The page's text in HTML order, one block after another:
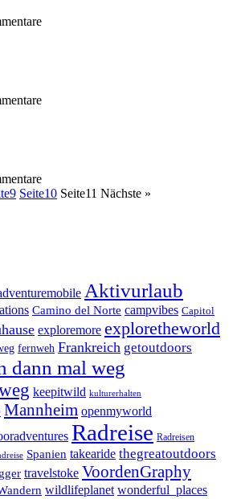
9 Seite10 Seite11 Nächste »
Aktivurlaub
Camino del Norte campvibes Capitol
exploremore exploretheworld
fernweh Frankreich getoutdoors
dann mal weg
keepitwild kulturerhalten
Mannheim openmyworld
Radreise Radreisen
Spanien takearide thegreatoutdoors
travelstoke VoordenGraphy
wildlifeplanet wonderful_places